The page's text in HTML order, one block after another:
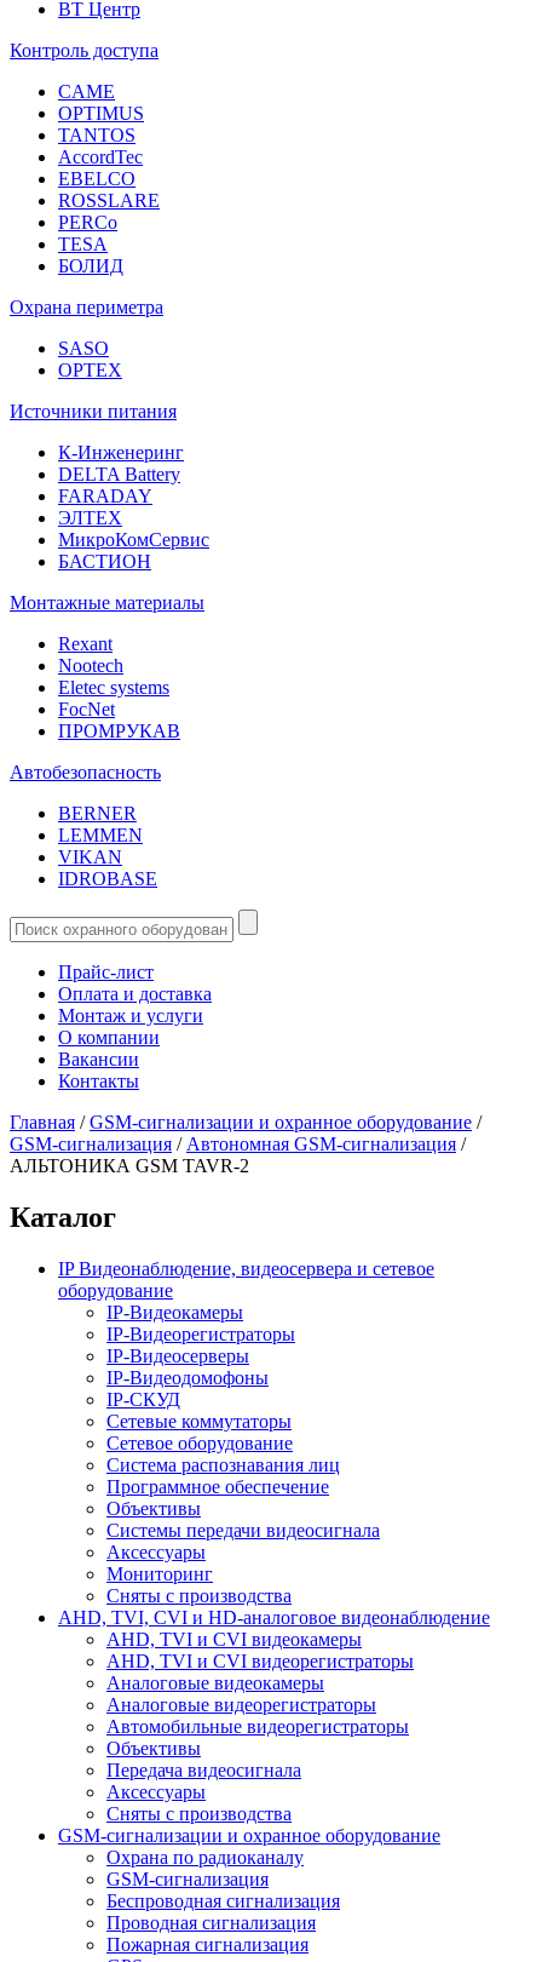
ВТ Центр
Контроль доступа
CAME
OPTIMUS
TANTOS
AccordTec
EBELCO
ROSSLARE
PERCo
TESA
БОЛИД
Охрана периметра
SASO
OPTEX
Источники питания
К-Инженеринг
DELTA Battery
FARADAY
ЭЛТЕХ
МикроКомСервис
БАСТИОН
Монтажные материалы
Rexant
Nootech
Eletec systems
FocNet
ПРОМРУКАВ
Автобезопасность
BERNER
LEMMEN
VIKAN
IDROBASE
Прайс-лист
Оплата и доставка
Монтаж и услуги
О компании
Вакансии
Контакты
Главная /GSM-сигнализации и охранное оборудование /
GSM-сигнализация / Автономная GSM-сигнализация /
АЛЬТОНИКА GSM TAVR-2
Каталог
IP Видеонаблюдение, видеосервера и сетевое
оборудование
IP-Видеокамеры
IP-Видеорегистраторы
IP-Видеосерверы
IP-Видеодомофоны
IP-СКУД
Сетевые коммутаторы
Сетевое оборудование
Система распознавания лиц
Программное обеспечение
Объективы
Системы передачи видеосигнала
Аксессуары
Мониторинг
Сняты с производства
AHD, TVI, CVI и HD-аналоговое видеонаблюдение
AHD, TVI и CVI видеокамеры
AHD, TVI и CVI видеорегистраторы
Аналоговые видеокамеры
Аналоговые видеорегистраторы
Автомобильные видеорегистраторы
Объективы
Передача видеосигнала
Аксессуары
Сняты с производства
GSM-сигнализации и охранное оборудование
Охрана по радиоканалу
GSM-сигнализация
Беспроводная сигнализация
Проводная сигнализация
Пожарная сигнализация